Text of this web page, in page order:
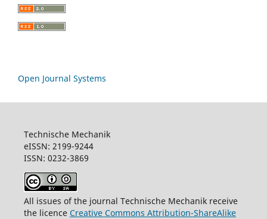
Open Journal Systems
Technische Mechanik
eISSN: 2199-9244
ISSN: 0232-3869
All issues of the journal Technische Mechanik receive
the licence Creative Commons Attribution-ShareAlike